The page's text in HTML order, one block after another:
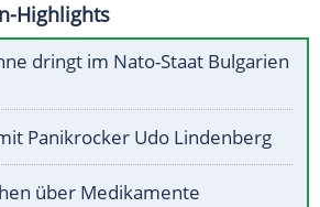
Highlights
dringt im Nato-Staat Bulgarien
Panikrocker Udo Lindenberg
über Medikamente